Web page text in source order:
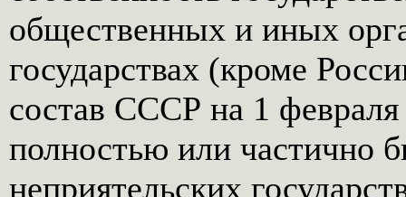
общественных и иных
государствах (кроме
состав СССР на 1
полностью или частично
неприятельских